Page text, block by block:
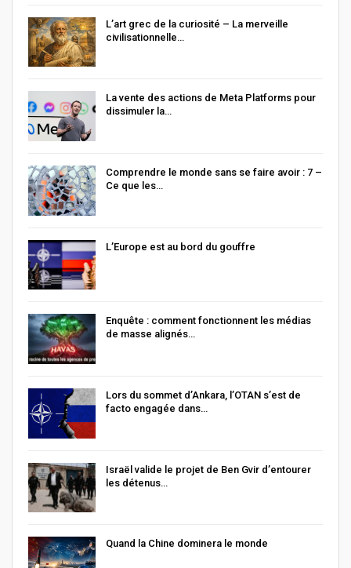
L’art grec de la curiosité – La merveille
civilisationnelle…
La vente des actions de Meta Platforms pour
dissimuler la…
Comprendre le monde sans se faire avoir : 7 –
Ce que les…
L’Europe est au bord du gouffre
Enquête : comment fonctionnent les médias
de masse alignés…
Lors du sommet d’Ankara, l’OTAN s’est de
facto engagée dans…
Israël valide le projet de Ben Gvir d’entourer
les détenus…
Quand la Chine dominera le monde